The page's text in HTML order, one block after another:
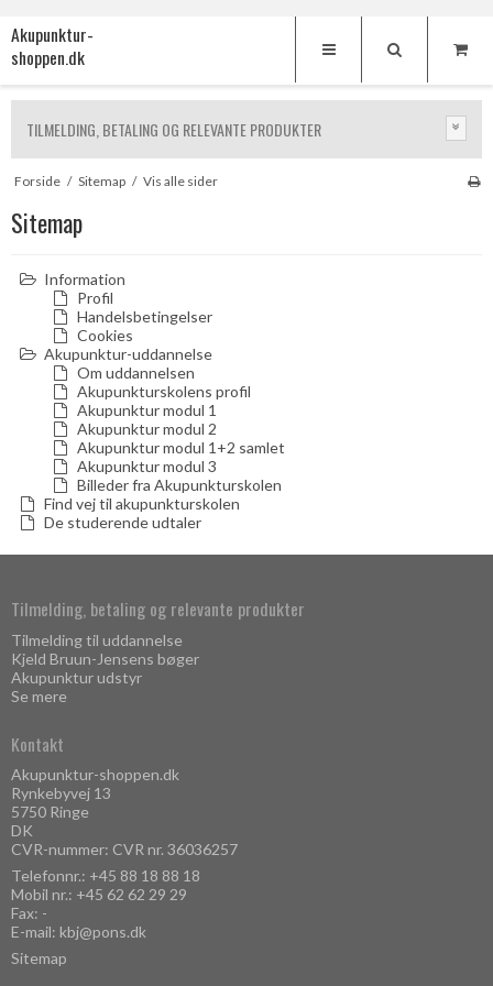
Akupunktur-
shoppen.dk
TILMELDING, BETALING OG RELEVANTE PRODUKTER
Forside / Sitemap / Vis alle sider
Sitemap
Information
Profil
Handelsbetingelser
Cookies
Akupunktur-uddannelse
Om uddannelsen
Akupunkturskolens profil
Akupunktur modul 1
Akupunktur modul 2
Akupunktur modul 1+2 samlet
Akupunktur modul 3
Billeder fra Akupunkturskolen
Find vej til akupunkturskolen
De studerende udtaler
Tilmelding, betaling og relevante produkter
Tilmelding til uddannelse
Kjeld Bruun-Jensens bøger
Akupunktur udstyr
Se mere
Kontakt
Akupunktur-shoppen.dk
Rynkebyvej 13
5750 Ringe
DK
CVR-nummer: CVR nr. 36036257
Telefonnr.: +45 88 18 88 18
Mobil nr.: +45 62 62 29 29
Fax: -
E-mail: kbj@pons.dk
Sitemap